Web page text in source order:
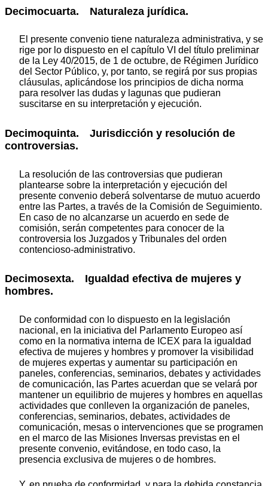
Decimocuarta. Naturaleza jurídica.
El presente convenio tiene naturaleza administrativa, y se
rige por lo dispuesto en el capítulo VI del título preliminar
de la Ley 40/2015, de 1 de octubre, de Régimen Jurídico
del Sector Público, y, por tanto, se regirá por sus propias
cláusulas, aplicándose los principios de dicha norma
para resolver las dudas y lagunas que pudieran
suscitarse en su interpretación y ejecución.
Decimoquinta. Jurisdicción y resolución de
controversias.
La resolución de las controversias que pudieran
plantearse sobre la interpretación y ejecución del
presente convenio deberá solventarse de mutuo acuerdo
entre las Partes, a través de la Comisión de Seguimiento.
En caso de no alcanzarse un acuerdo en sede de
comisión, serán competentes para conocer de la
controversia los Juzgados y Tribunales del orden
contencioso-administrativo.
Decimosexta. Igualdad efectiva de mujeres y
hombres.
De conformidad con lo dispuesto en la legislación
nacional, en la iniciativa del Parlamento Europeo así
como en la normativa interna de ICEX para la igualdad
efectiva de mujeres y hombres y promover la visibilidad
de mujeres expertas y aumentar su participación en
paneles, conferencias, seminarios, debates y actividades
de comunicación, las Partes acuerdan que se velará por
mantener un equilibrio de mujeres y hombres en aquellas
actividades que conlleven la organización de paneles,
conferencias, seminarios, debates, actividades de
comunicación, mesas o intervenciones que se programen
en el marco de las Misiones Inversas previstas en el
presente convenio, evitándose, en todo caso, la
presencia exclusiva de mujeres o de hombres.